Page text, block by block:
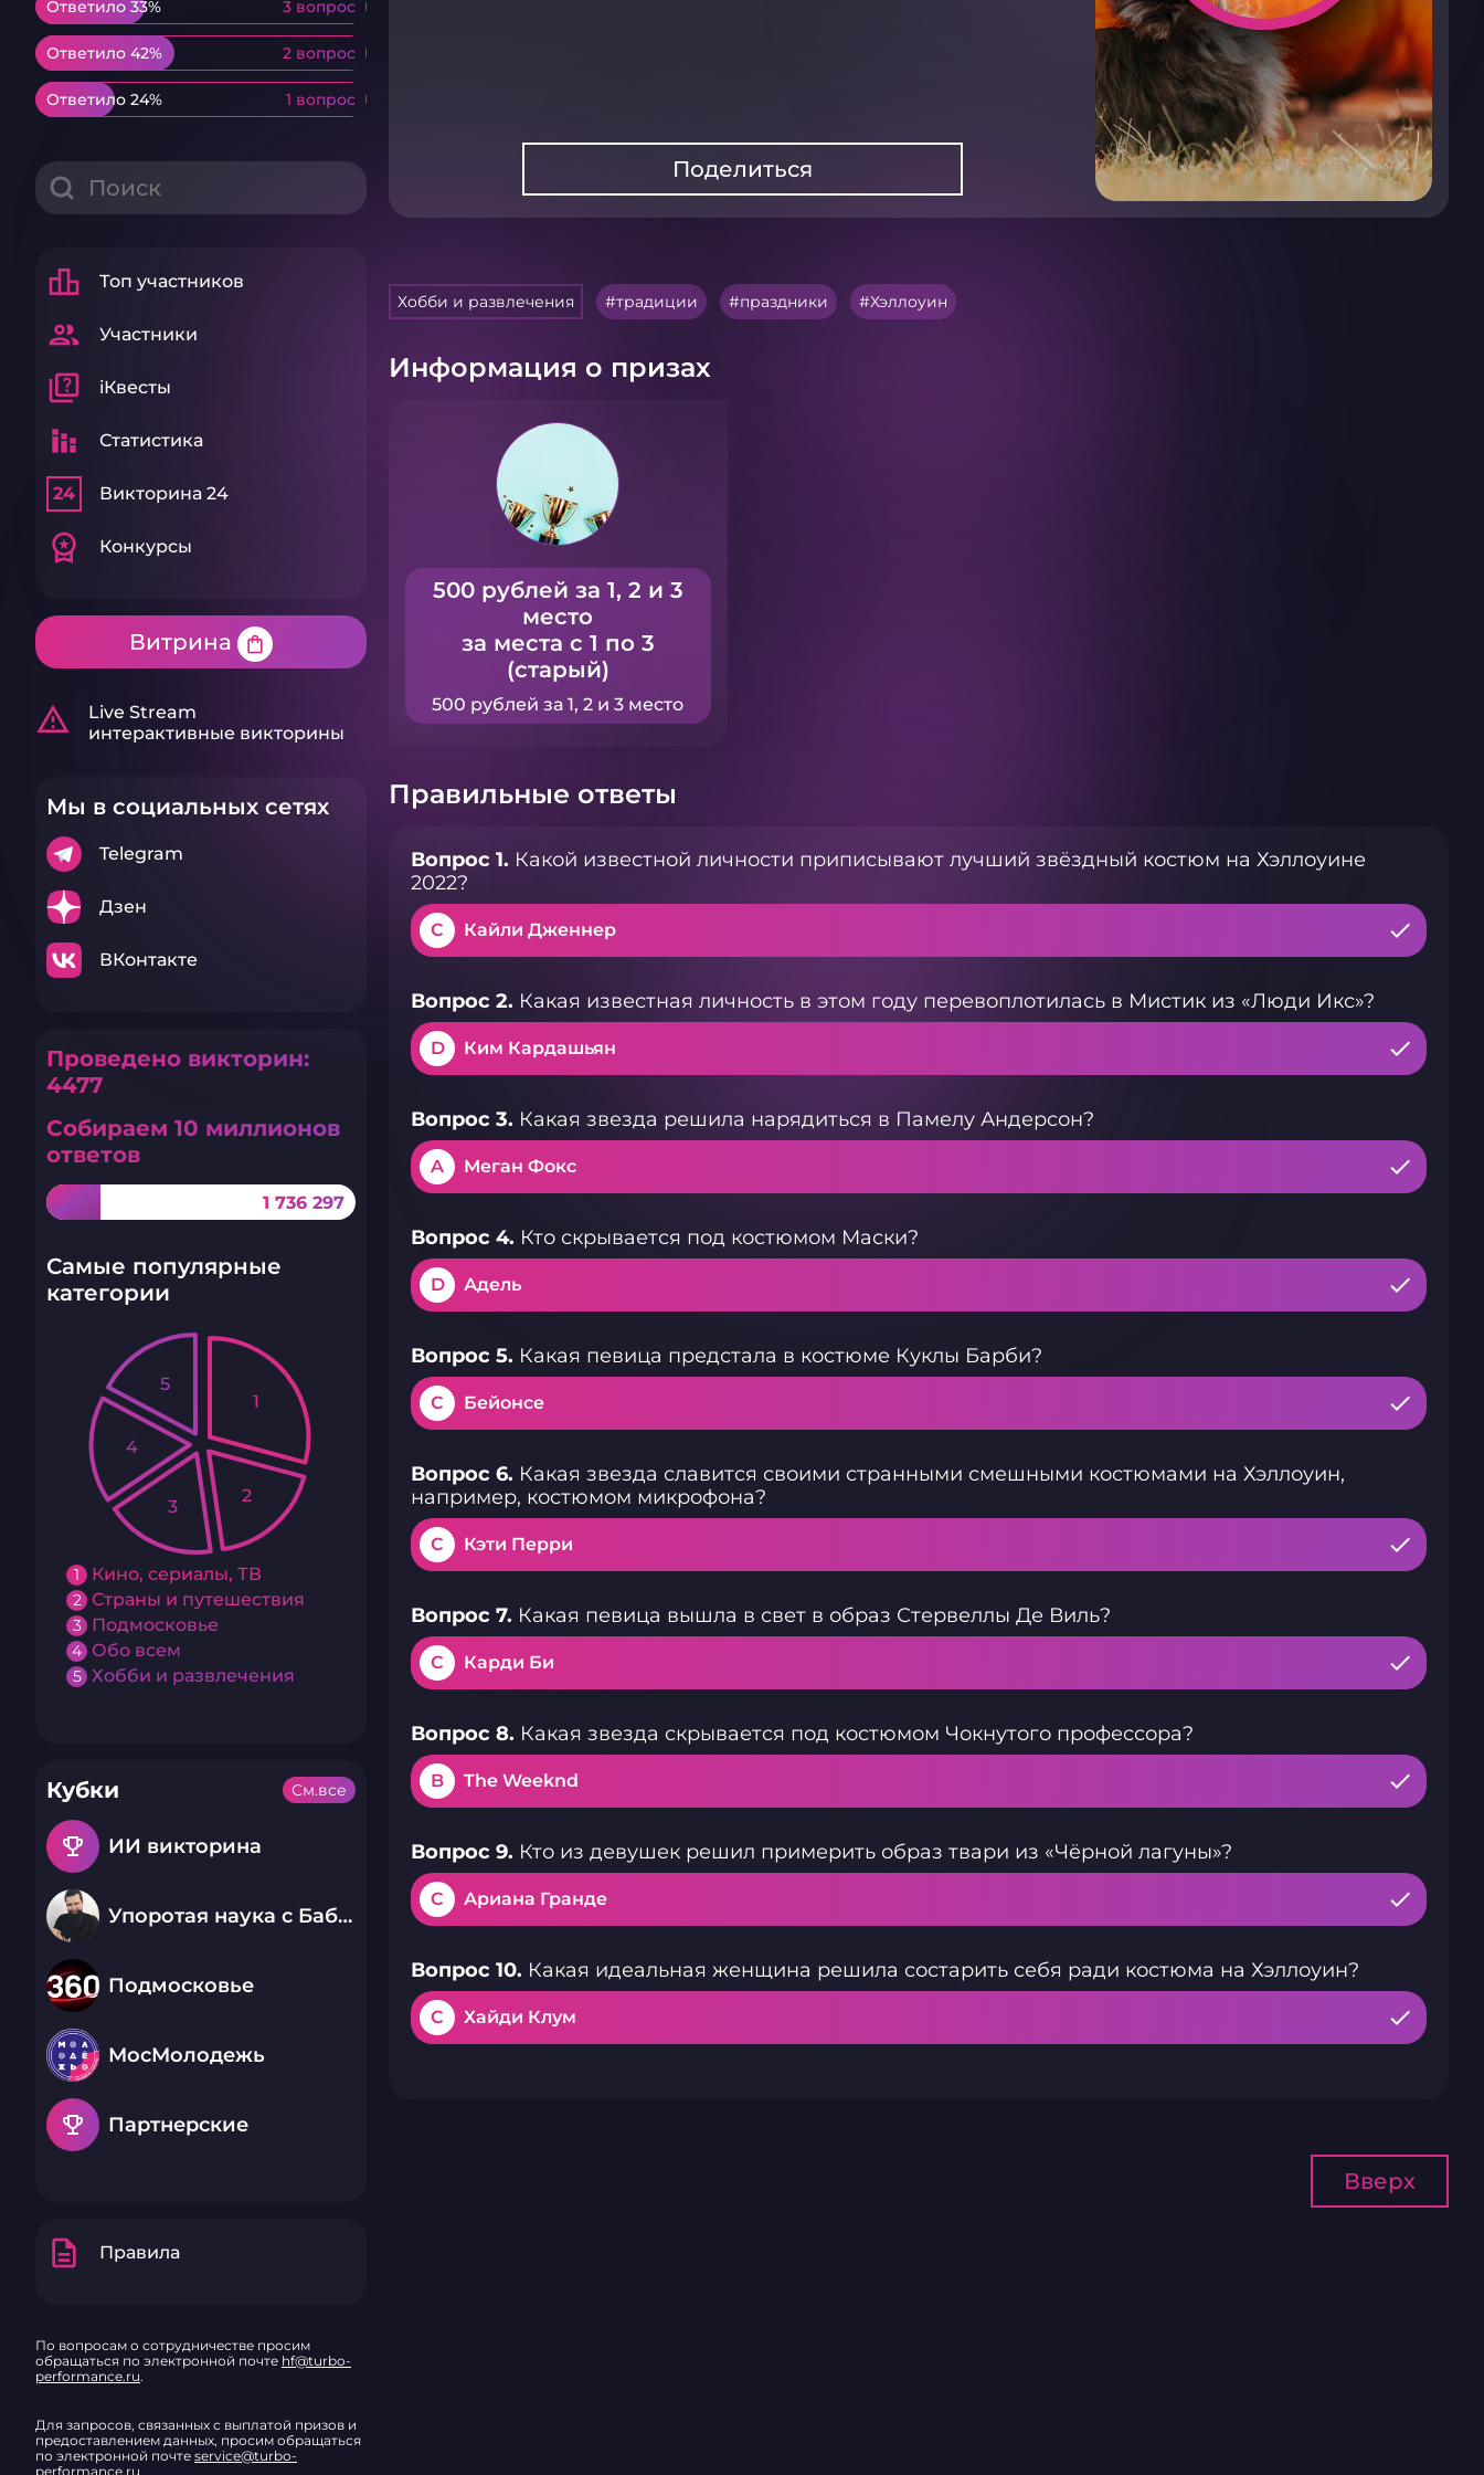
Ответило 33% 3 вопрос
Ответило 33% 3 вопрос
Ответило 42% 2 вопрос
Ответило 42% 2 вопрос
Ответило 24% 1 вопрос
Ответило 24% 1 вопрос
leaderboard Топ участников
group Участники
quiz iКвесты
stacked_bar_chart Статистика
24 Викторина 24
workspace_premium Конкурсы
Витрина shopping_bag
warning_amber
Live Stream
интерактивные викторины
Мы в социальных сетях
Telegram
Дзен
ВКонтакте
Проведено викторин:
4477
Собираем 10 миллионов
ответов
1 736 297
Самые популярные
категории
1 Кино, сериалы, ТВ
2 Страны и путешествия
3 Подмосковье
4 Обо всем
5 Хобби и развлечения
1
2
3
4
5
Кубки
emoji_events ИИ викторина
Упоротая наука с Бабаем Лютым
Подмосковье
МосМолодежь
emoji_events Партнерские
См.все
description Правила
По вопросам о сотрудничестве просим
обращаться по электронной почте hf@turbo-
performance.ru.
Для запросов, связанных с выплатой призов и
предоставлением данных, просим обращаться
по электронной почте service@turbo-
performance.ru.
Поделиться
Хобби и развлечения традиции праздники Хэллоуин
Информация о призах
500 рублей за 1, 2 и 3
место
за места с 1 по 3
(старый)
500 рублей за 1, 2 и 3 место
Правильные ответы
Вопрос 1. Какой известной личности приписывают лучший звёздный костюм на Хэллоуине
2022?
C Кайли Дженнер
Вопрос 2. Какая известная личность в этом году перевоплотилась в Мистик из «Люди Икс»?
D Ким Кардашьян
Вопрос 3. Какая звезда решила нарядиться в Памелу Андерсон?
A Меган Фокс
Вопрос 4. Кто скрывается под костюмом Маски?
D Адель
Вопрос 5. Какая певица предстала в костюме Куклы Барби?
C Бейонсе
Вопрос 6. Какая звезда славится своими странными смешными костюмами на Хэллоуин,
например, костюмом микрофона?
C Кэти Перри
Вопрос 7. Какая певица вышла в свет в образ Стервеллы Де Виль?
C Карди Би
Вопрос 8. Какая звезда скрывается под костюмом Чокнутого профессора?
B The Weeknd
Вопрос 9. Кто из девушек решил примерить образ твари из «Чёрной лагуны»?
C Ариана Гранде
Вопрос 10. Какая идеальная женщина решила состарить себя ради костюма на Хэллоуин?
C Хайди Клум
Вверх